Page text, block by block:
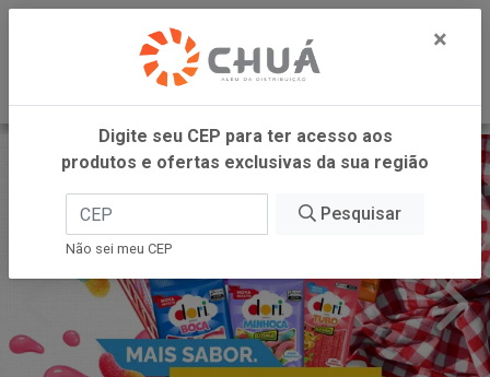
×
Digite seu CEP para ter acesso aos
produtos e ofertas exclusivas da sua região
Pesquisar
Não sei meu CEP